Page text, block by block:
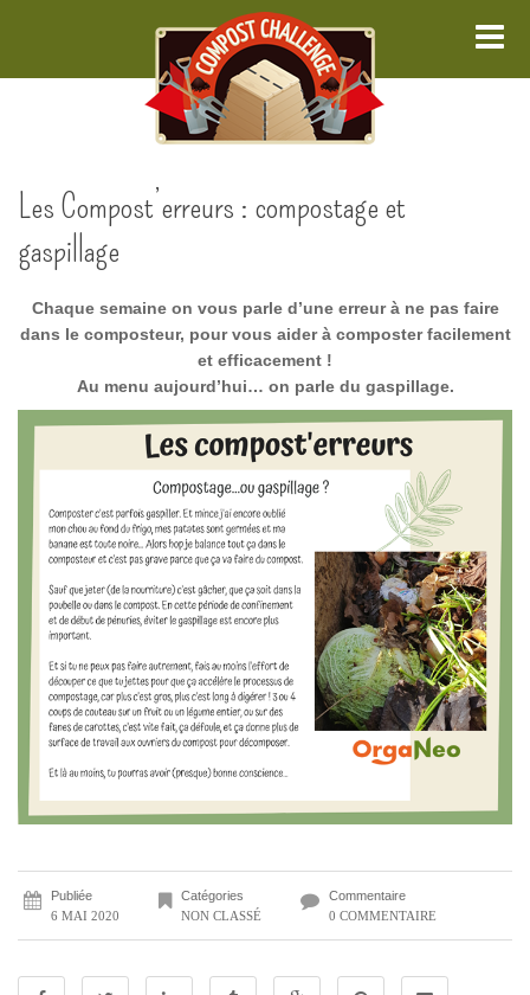
Les Compost’erreurs : compostage et
gaspillage
Chaque semaine on vous parle d’une erreur à ne pas faire
dans le composteur, pour vous aider à composter facilement
et efficacement !
Au menu aujourd’hui… on parle du gaspillage.
Publiée
6 MAI 2020
Catégories
NON CLASSÉ
Commentaire
0 COMMENTAIRE